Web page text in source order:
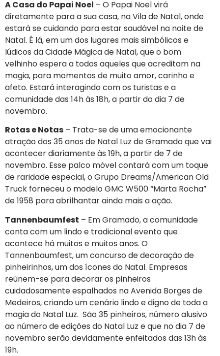
A Casa do Papai Noel – O Papai Noel virá
diretamente para a sua casa, na Vila de Natal, onde
estará se cuidando para estar saudável na noite de
Natal. É lá, em um dos lugares mais simbólicos e
lúdicos da Cidade Mágica de Natal, que o bom
velhinho espera a todos aqueles que acreditam na
magia, para momentos de muito amor, carinho e
afeto. Estará interagindo com os turistas e a
comunidade das 14h às 18h, a partir do dia 7 de
novembro.
Rotas e Notas – Trata-se de uma emocionante
atração dos 35 anos de Natal Luz de Gramado que vai
acontecer diariamente às 19h, a partir de 7 de
novembro. Esse palco móvel contará com um toque
de raridade especial, o Grupo Dreams/American Old
Truck forneceu o modelo GMC W500 “Marta Rocha”
de 1958 para abrilhantar ainda mais a ação.
Tannenbaumfest – Em Gramado, a comunidade
conta com um lindo e tradicional evento que
acontece há muitos e muitos anos. O
Tannenbaumfest, um concurso de decoração de
pinheirinhos, um dos ícones do Natal. Empresas
reúnem-se para decorar os pinheiros
cuidadosamente espalhados na Avenida Borges de
Medeiros, criando um cenário lindo e digno de toda a
magia do Natal Luz. São 35 pinheiros, número alusivo
ao número de edições do Natal Luz e que no dia 7 de
novembro serão devidamente enfeitados das 13h às
19h.